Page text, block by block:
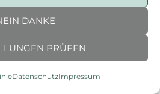
DANKE
PRÜFEN
DatenschutzImpressum